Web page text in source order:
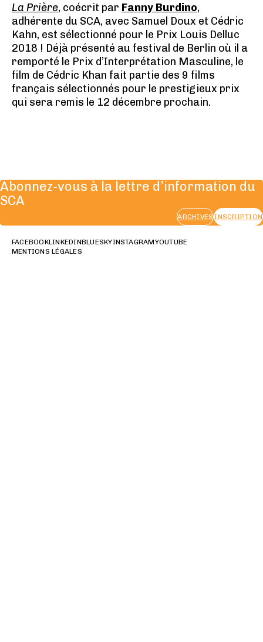
La Prière, coécrit par Fanny Burdino,
adhérente du SCA, avec Samuel Doux et Cédric
Kahn, est sélectionné pour le Prix Louis Delluc
2018 ! Déjà présenté au festival de Berlin où il a
remporté le Prix d’Interprétation Masculine, le
film de Cédric Khan fait partie des 9 films
français sélectionnés pour le prestigieux prix
qui sera remis le 12 décembre prochain.
Abonnez-vous à la lettre d’information du
SCA
ARCHIVESINSCRIPTION
FACEBOOKLINKEDINBLUESKYINSTAGRAMYOUTUBE
MENTIONS LÉGALES